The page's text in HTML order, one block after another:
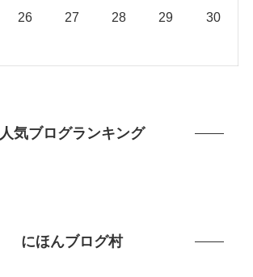
26 27 28 29 30
人気ブログランキング
にほんブログ村